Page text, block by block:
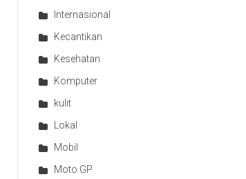
Internasional
Kecantikan
Kesehatan
Komputer
kulit
Lokal
Mobil
Moto GP